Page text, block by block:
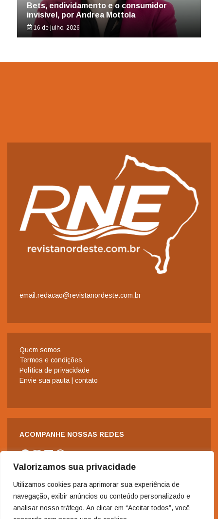
Valorizamos sua privacidade
Utilizamos cookies para aprimorar sua experiência de
navegação, exibir anúncios ou conteúdo personalizado e
analisar nosso tráfego. Ao clicar em “Aceitar todos”, você
Bets, endividamento e o consumidor
invisível, por Andrea Mottola
16 de julho, 2026
email:redacao@revistanordeste.com.br
Quem somos
Termos e condições
Política de privacidade
Envie sua pauta | contato
ACOMPANHE NOSSAS REDES
Facebook
Instagram
LinkedIn
WhatsApp